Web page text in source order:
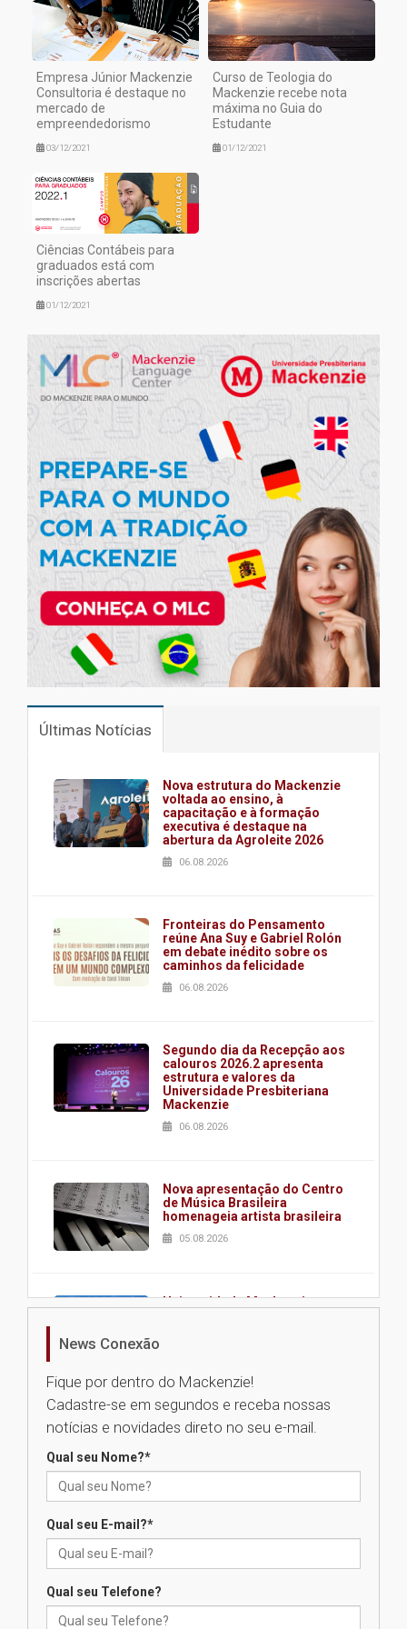
Empresa Júnior Mackenzie
Consultoria é destaque no
mercado de
empreendedorismo
03/12/2021
Curso de Teologia do
Mackenzie recebe nota
máxima no Guia do
Estudante
01/12/2021
Ciências Contábeis para
graduados está com
inscrições abertas
01/12/2021
Últimas Notícias
Nova estrutura do Mackenzie
voltada ao ensino, à
capacitação e à formação
executiva é destaque na
abertura da Agroleite 2026
06.08.2026
Fronteiras do Pensamento
reúne Ana Suy e Gabriel Rolón
em debate inédito sobre os
caminhos da felicidade
06.08.2026
Segundo dia da Recepção aos
calouros 2026.2 apresenta
estrutura e valores da
Universidade Presbiteriana
Mackenzie
06.08.2026
Nova apresentação do Centro
de Música Brasileira
homenageia artista brasileira
05.08.2026
Universidade Mackenzie
Seminário discute desafios
das novas tecnologias em
calouros do segundo semestre
News Conexão
Fique por dentro do Mackenzie!
Cadastre-se em segundos e receba nossas
notícias e novidades direto no seu e-mail.
Qual seu Nome?*
Qual seu E-mail?*
Qual seu Telefone?